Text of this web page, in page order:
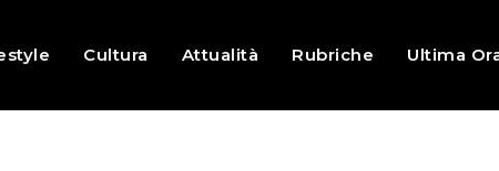
Cultura Attualità Rubriche Ultima